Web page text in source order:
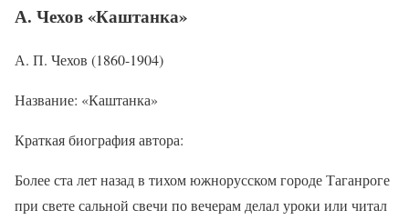
А. Чехов «Каштанка»
А. П. Чехов (1860-1904)
Название: «Каштанка»
Краткая биография автора:
Более ста лет назад в тихом южнорусском городе Таганроге
при свете сальной свечи по вечерам делал уроки или читал